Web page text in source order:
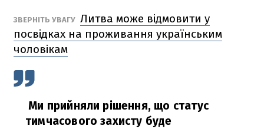
ЗВЕРНІТЬ УВАГУ Литва може відмовити у
посвідках на проживання українським
чоловікам
Ми прийняли рішення, що статус
тимчасового захисту буде